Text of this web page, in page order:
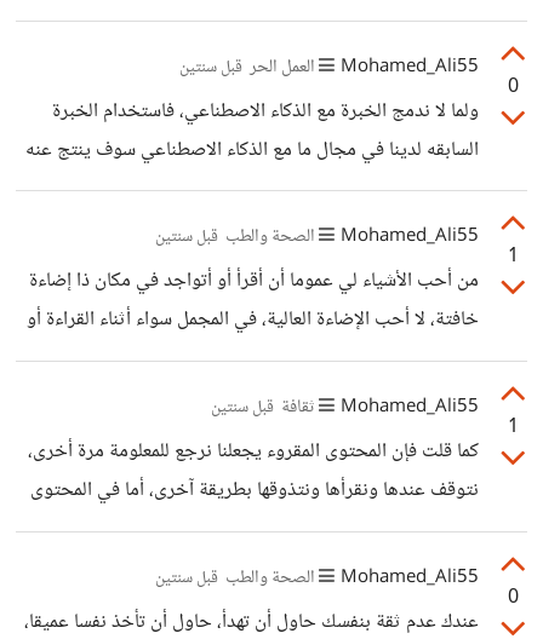
دخلًا إضافيا لك في حالة ركود الإختصاص الأول، فلماذا لا يكون
التخصصين مناسبين لك وتعمل بهما، وعند تدفق الكثير من
المشاريع يمكنك الانتقاء من بينها من حيث الجودة والأجر
وامكانيته تنفيذها، فأرى أنها فرصة إذا كنت تستطيع ولديك
المهارة لفعل ذلك فأنصحك بعدم رفضها.
0
Mohamed_Ali55 العمل الحر قبل سنتين
ولما لا ندمج الخبرة مع الذكاء الاصطناعي، فاستخدام الخبرة
السابقه لدينا في مجال ما مع الذكاء الاصطناعي سوف ينتج عنه
شيئا أكثر إبداع، ويوفر الكثير من الوقت والتنظيم والدقة والذكاء
الاصطناعي أيضا يعتمد على خبرتنا وليس الاعتماد على الذكاء
وحده فنترك له كل شيء، فعند تصميم صورة بالذكاء الاصطناعي
يمكننا تعديلها أكثر من مرة ما يساعدنا على توليد أفكار أكثر
ابداعًا من خلال الذكاء الاصطناعي وتعديلها بما يتوافق مع
الاصطناعي
1
Mohamed_Ali55 الصحة والطب قبل سنتين
من أحب الأشياء لي عموما أن أقرأ أو أتواجد في مكان ذا إضاءة
خافتة، لا أحب الإضاءة العالية، في المجمل سواء أثناء القراءة أو
أثناء التواجد في المكان فدائما ما أجعل الإضاءة في وضع
متوسط، بمعنى أدق أشعر بالإنزعاج من الاضاءة العالية أو
الواضحة، فعندما أشاهد التلفاز اشاهده بإضاءة متوسطة، حتى
في العمل كثيرا ما ينتقدني زملائي بسبب جلوسي في غرفة
إضاءتها متوسطة ويقولون لي أنها تعطي انطباعًا لدى البعض أنك
1
Mohamed_Ali55 ثقافة قبل سنتين
كما قلت فإن المحتوى المقروء يجعلنا نرجع للمعلومة مرة أخرى،
نتوقف عندها ونقرأها ونتذوقها بطريقة آخرى، أما في المحتوى
المرئي فإنها تمر علينا بسرعة، وذلك لمرورها مرة واحدة، فأنا
أفضل القراءة عن المحتوى المرئي، ولا ننكر أن ان المحتوى
المرئي له الكثير من المميزات، فإنه يشرح ويكون لنا صورة أو
0
Mohamed_Ali55 الصحة والطب قبل سنتين
عندك عدم ثقة بنفسك حاول أن تهدأ، حاول أن تأخذ نفسا عميقا،